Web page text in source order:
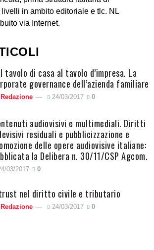
in ambito editoriale e tlc. NL
via Internet.
tavolo di casa al tavolo d’impresa. La
governance dell’azienda familiare
Redazione 24/03/2017 0
audiovisivi e multimediali. Diritti
residuali e pubblicizzazione e
delle opere audiovisive italiane:
la Delibera n. 30/11/CSP Agcom.
03/2017 0
nel diritto civile e tributario
Redazione 24/03/2017 0